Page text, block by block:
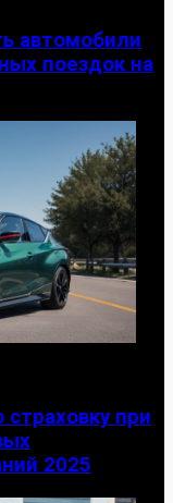
автомобили
поездок на
при
2025